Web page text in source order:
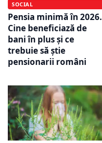
SOCIAL
Pensia minimă în 2026.
Cine beneficiază de
bani în plus și ce
trebuie să știe
pensionarii români